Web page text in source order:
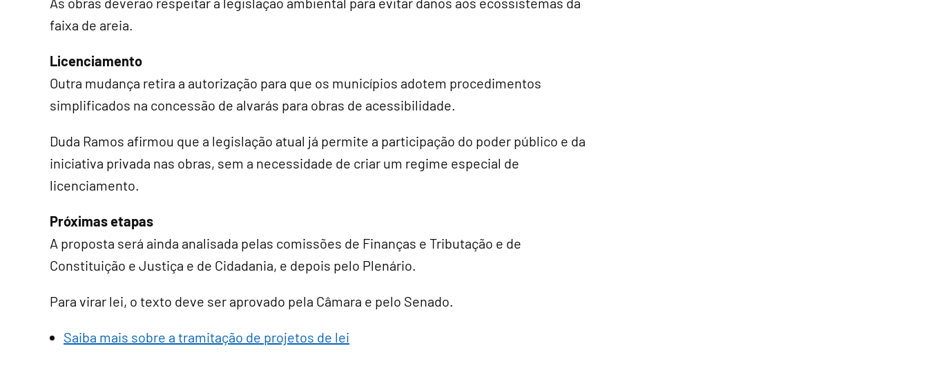
faixa de areia.
Licenciamento
Outra mudança retira a autorização para que os municípios adotem procedimentos
simplificados na concessão de alvarás para obras de acessibilidade.
Duda Ramos afirmou que a legislação atual já permite a participação do poder público e da
iniciativa privada nas obras, sem a necessidade de criar um regime especial de
licenciamento.
Próximas etapas
A proposta será ainda analisada pelas comissões de Finanças e Tributação e de
Constituição e Justiça e de Cidadania, e depois pelo Plenário.
Para virar lei, o texto deve ser aprovado pela Câmara e pelo Senado.
Saiba mais sobre a tramitação de projetos de lei